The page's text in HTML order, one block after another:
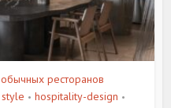
ресторанов
• hospitality-design •